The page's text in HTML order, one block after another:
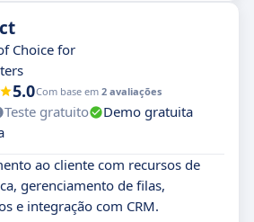
Choice for
5.0Com base em 2 avaliações
Teste gratuito
Demo gratuita
ao cliente com recursos de
gerenciamento de filas,
e integração com CRM.